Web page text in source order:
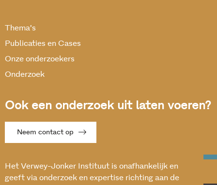
Thema’s
Publicaties en Cases
Onze onderzoekers
Onderzoek
Ook een onderzoek uit laten voeren?
Neem contact op
Het Verwey-Jonker Instituut is onafhankelijk en
geeft via onderzoek en expertise richting aan de